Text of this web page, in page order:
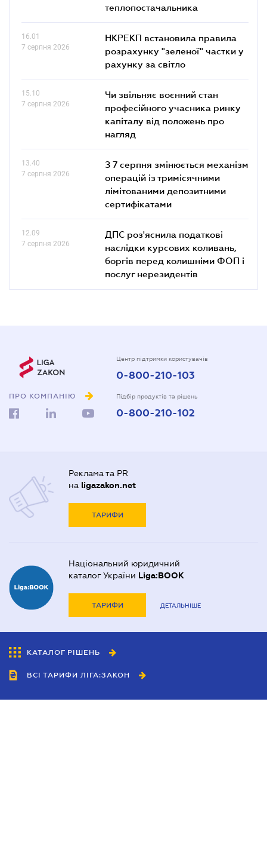
теплопостачальника
16.01
7 серпня 2026
НКРЕКП встановила правила
розрахунку "зеленої" частки у
рахунку за світло
15.10
7 серпня 2026
Чи звільняє воєнний стан
професійного учасника ринку
капіталу від положень про
нагляд
13.40
7 серпня 2026
З 7 серпня змінюється механізм
операцій із тримісячними
лімітованими депозитними
сертифікатами
12.09
7 серпня 2026
ДПС роз'яснила податкові
наслідки курсових коливань,
боргів перед колишніми ФОП і
послуг нерезидентів
ПРО КОМПАНІЮ
Центр підтримки користувачів
0-800-210-103
Підбір продуктів та рішень
0-800-210-102
Реклама та PR
на ligazakon.net
ТАРИФИ
Національний юридичний
каталог України Liga:BOOK
ТАРИФИ ДЕТАЛЬНІШЕ
КАТАЛОГ РІШЕНЬ
ВСІ ТАРИФИ ЛІГА:ЗАКОН